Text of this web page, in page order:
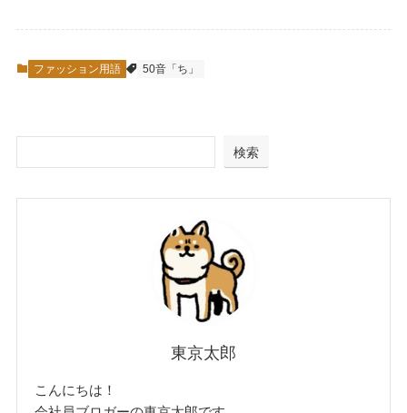
ファッション用語 50音「ち」
検索
東京太郎
こんにちは！